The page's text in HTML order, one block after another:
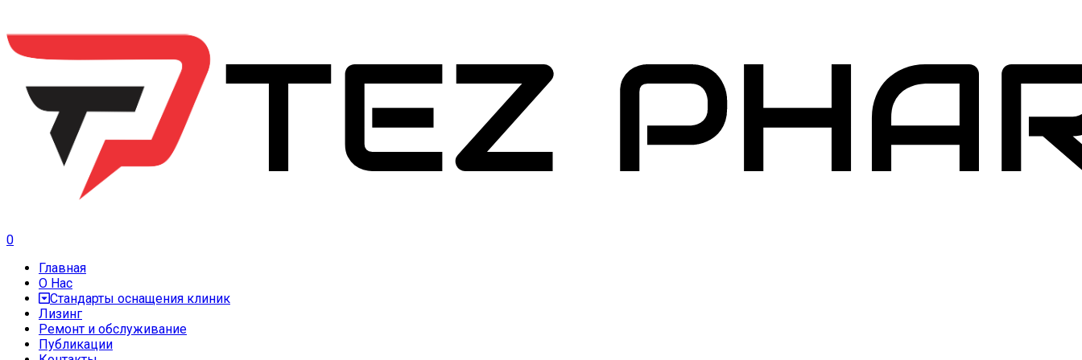
0
Главная
О Нас
Стандарты оснащения клиник
Лизинг
Ремонт и обслуживание
Публикации